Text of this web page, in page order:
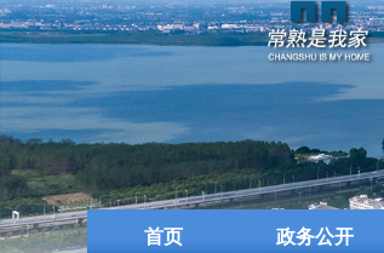
首页 政务公开